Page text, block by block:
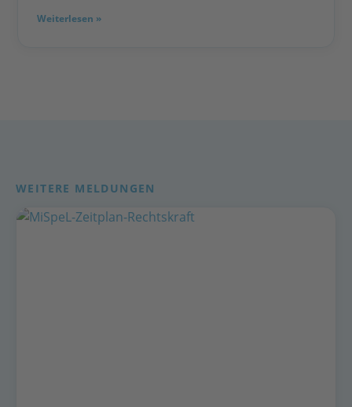
Weiterlesen »
WEITERE MELDUNGEN